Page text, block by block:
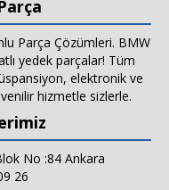
Parça Çözümleri. BMW
yedek parçalar! Tüm
elektronik ve
hizmetle sizlerle.
No :84 Ankara
26